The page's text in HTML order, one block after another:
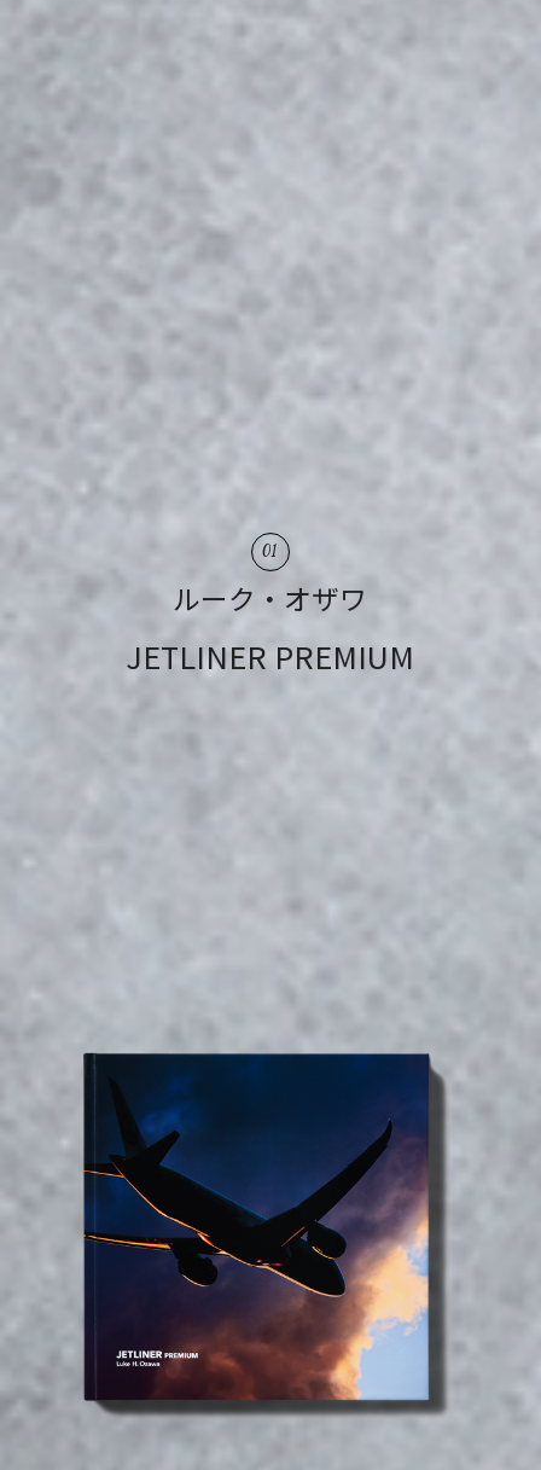
01
ルーク・オザワ
JETLINER PREMIUM